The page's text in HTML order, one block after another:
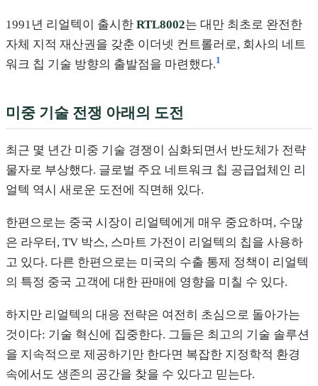
1991년 리얼텍이 출시한 RTL8002는 대만 최초로 완전한
자체 지적 재산권을 갖춘 이더넷 컨트롤러로, 회사의 네트
워크 칩 기술 방향의 출발점을 마련했다.1
미중 기술 전쟁 아래의 도전
최근 몇 년간 미중 기술 경쟁이 심화되면서 반도체가 전략
물자로 부상했다. 글로벌 주요 네트워크 칩 공급업체인 리
얼텍 역시 새로운 도전에 직면해 있다.
한편으로는 중국 시장이 리얼텍에게 매우 중요하며, 수많
은 라우터, TV 박스, 스마트 가전이 리얼텍의 칩을 사용하
고 있다. 다른 한편으로는 미국의 수출 통제 정책이 리얼텍
의 특정 중국 고객에 대한 판매에 영향을 미칠 수 있다.
하지만 리얼텍의 대응 전략은 여전히 초심으로 돌아가는
것이다: 기술 혁신에 집중한다. 그들은 최고의 기술 솔루션
을 지속적으로 제공하기만 한다면 복잡한 지정학적 환경
속에서도 생존의 공간을 찾을 수 있다고 믿는다.